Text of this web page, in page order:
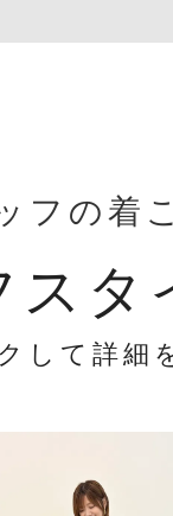
フの着
スタ
して詳細